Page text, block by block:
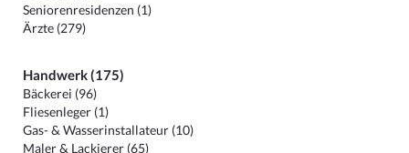
Seniorenresidenzen (1)
Ärzte (279)
Handwerk (175)
Bäckerei (96)
Fliesenleger (1)
Gas- & Wasserinstallateur (10)
Maler & Lackierer (65)